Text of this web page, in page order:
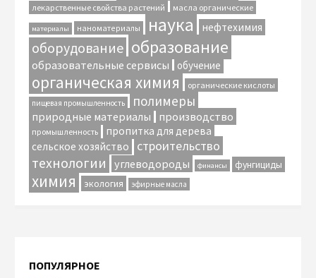
лекарственные свойства растений масла органические
материалы наноматериалы наука нефтехимия
оборудование образование
образовательные сервисы обучение
органическая химия органические кислоты
пищевая промышленность полимеры
природные материалы производство
промышленность
пропитка для дерева
сельское хозяйство
строительство
технологии углеводороды финансы фунгициды
химия экология эфирные масла
ПОПУЛЯРНОЕ